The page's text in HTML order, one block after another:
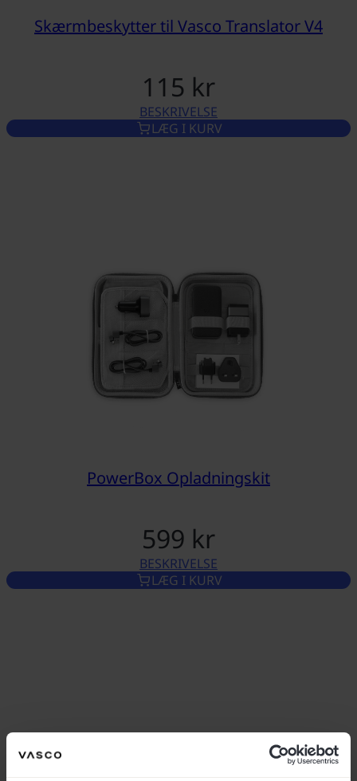
Skærmbeskytter til Vasco Translator V4
115 kr
BESKRIVELSESKÆRMBESKYTTER TIL
LÆG I KURV
PowerBox Opladningskit
599 kr
BESKRIVELSEPOWERBOX OPLADNINGSKIT
LÆG I KURV